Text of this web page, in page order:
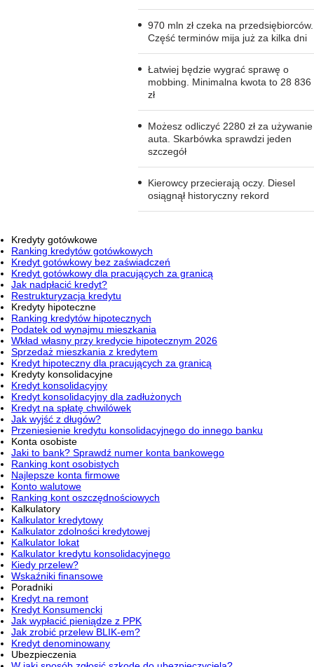
970 mln zł czeka na przedsiębiorców.
Część terminów mija już za kilka dni
Łatwiej będzie wygrać sprawę o
mobbing. Minimalna kwota to 28 836
zł
Możesz odliczyć 2280 zł za używanie
auta. Skarbówka sprawdzi jeden
szczegół
Kierowcy przecierają oczy. Diesel
osiągnął historyczny rekord
Kredyty gotówkowe
Ranking kredytów gotówkowych
Kredyt gotówkowy bez zaświadczeń
Kredyt gotówkowy dla pracujących za granicą
Jak nadpłacić kredyt?
Restrukturyzacja kredytu
Kredyty hipoteczne
Ranking kredytów hipotecznych
Podatek od wynajmu mieszkania
Wkład własny przy kredycie hipotecznym 2026
Sprzedaż mieszkania z kredytem
Kredyt hipoteczny dla pracujących za granicą
Kredyty konsolidacyjne
Kredyt konsolidacyjny
Kredyt konsolidacyjny dla zadłużonych
Kredyt na spłatę chwilówek
Jak wyjść z długów?
Przeniesienie kredytu konsolidacyjnego do innego banku
Konta osobiste
Jaki to bank? Sprawdź numer konta bankowego
Ranking kont osobistych
Najlepsze konta firmowe
Konto walutowe
Ranking kont oszczędnościowych
Kalkulatory
Kalkulator kredytowy
Kalkulator zdolności kredytowej
Kalkulator lokat
Kalkulator kredytu konsolidacyjnego
Kiedy przelew?
Wskaźniki finansowe
Poradniki
Kredyt na remont
Kredyt Konsumencki
Jak wypłacić pieniądze z PPK
Jak zrobić przelew BLIK-em?
Kredyt denominowany
Ubezpieczenia